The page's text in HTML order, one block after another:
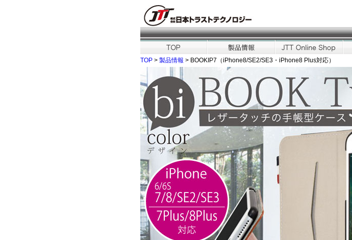
TOP> 製品情報 > BOOKIP7（iPhone8/SE2/SE3・iPhone8 Plus対応）